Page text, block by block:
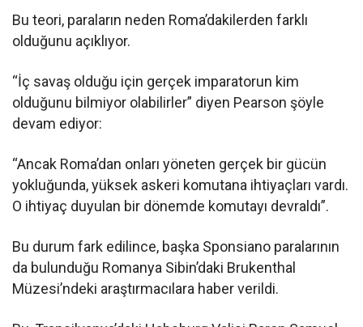
Bu teori, paraların neden Roma’dakilerden farklı
olduğunu açıklıyor.
“İç savaş olduğu için gerçek imparatorun kim
olduğunu bilmiyor olabilirler” diyen Pearson şöyle
devam ediyor:
“Ancak Roma’dan onları yöneten gerçek bir gücün
yokluğunda, yüksek askeri komutana ihtiyaçları vardı.
O ihtiyaç duyulan bir dönemde komutayı devraldı”.
Bu durum fark edilince, başka Sponsiano paralarının
da bulunduğu Romanya Sibin’daki Brukenthal
Müzesi’ndeki araştırmacılara haber verildi.